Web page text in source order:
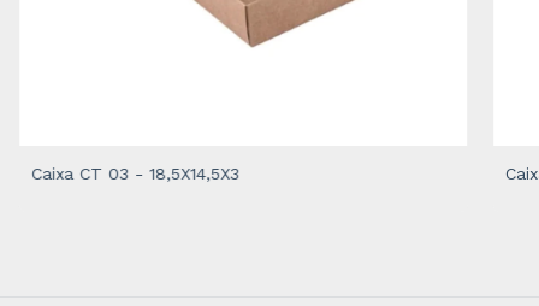
Caixa CT 03 - 18,5X14,5X3